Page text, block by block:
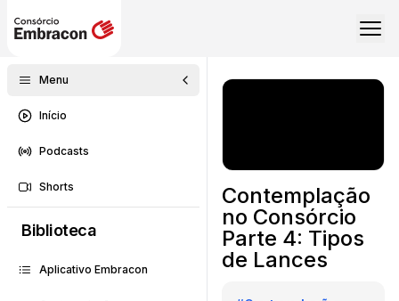
Menu
Início
Podcasts
Shorts
Biblioteca
Aplicativo Embracon
Contemplação
no Consórcio
Parte 4: Tipos
de Lances